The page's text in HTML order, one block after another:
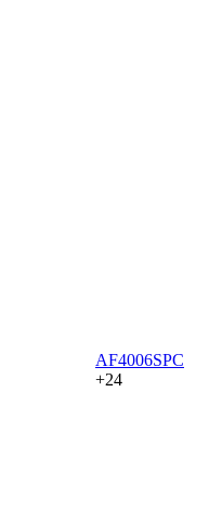
AF4006SPC
+24